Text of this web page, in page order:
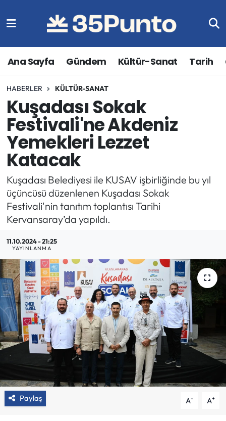
Ana Sayfa Gündem Kültür-Sanat Tarih
HABERLER KÜLTÜR-SANAT
Kuşadası Sokak
Festivali'ne Akdeniz
Yemekleri Lezzet
Katacak
Kuşadası Belediyesi ile KUSAV işbirliğinde bu yıl
üçüncüsü düzenlenen Kuşadası Sokak
Festivali'nin tanıtım toplantısı Tarihi
Kervansaray’da yapıldı.
11.10.2024 - 21:25
YAYINLANMA
Paylaş A- A+